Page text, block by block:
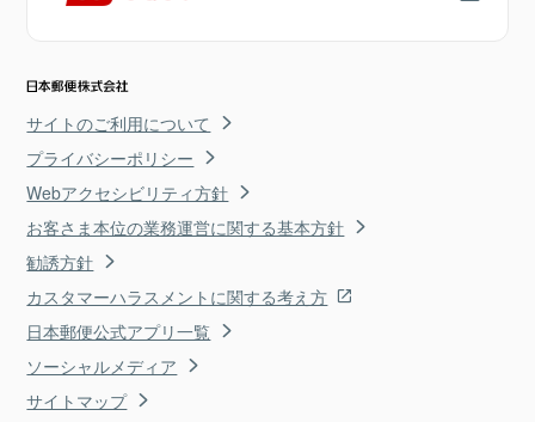
サイトのご利用について
プライバシーポリシー
Webアクセシビリティ方針
お客さま本位の業務運営に関する基本方針
勧誘方針
カスタマーハラスメントに関する考え方
日本郵便公式アプリ一覧
ソーシャルメディア
サイトマップ